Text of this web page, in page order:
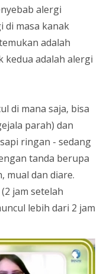
alergi
di masa kanak
adalah
adalah alergi
di mana saja, bisa
parah) dan
ringan - sedang
tanda berupa
mual dan diare.
jam setelah
lebih dari 2 jam